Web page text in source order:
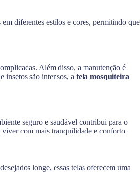
em diferentes estilos e cores, permitindo que
Além disso, a manutenção é
insetos são intensos, a tela mosquiteira
seguro e saudável contribui para o
viver com mais tranquilidade e conforto.
longe, essas telas oferecem uma